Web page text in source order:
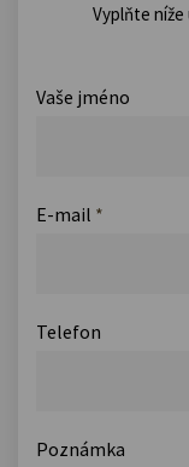
Vyplňte níže
Vaše jméno
E-mail *
Telefon
Poznámka